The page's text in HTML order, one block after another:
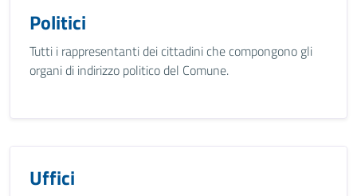
Politici
Tutti i rappresentanti dei cittadini che compongono gli
organi di indirizzo politico del Comune.
Uffici